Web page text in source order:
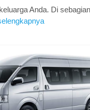
Anda. Di